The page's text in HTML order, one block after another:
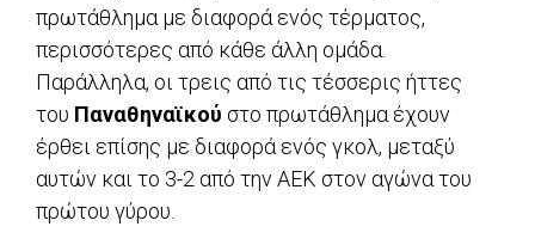
πρωτάθλημα με διαφορά ενός τέρματος,
περισσότερες από κάθε άλλη ομάδα.
Παράλληλα, οι τρεις από τις τέσσερις ήττες
του Παναθηναϊκού στο πρωτάθλημα έχουν
έρθει επίσης με διαφορά ενός γκολ, μεταξύ
αυτών και το 3-2 από την ΑΕΚ στον αγώνα του
πρώτου γύρου.